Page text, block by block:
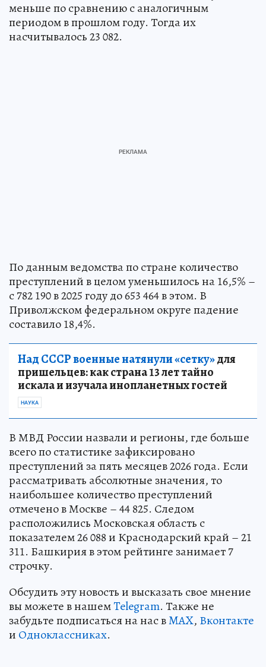
меньше по сравнению с аналогичным
периодом в прошлом году. Тогда их
насчитывалось 23 082.
По данным ведомства по стране количество
преступлений в целом уменьшилось на 16,5% –
с 782 190 в 2025 году до 653 464 в этом. В
Приволжском федеральном округе падение
составило 18,4%.
Над СССР военные натянули «сетку»для
пришельцев: как страна 13 лет тайно
искала и изучала инопланетных гостей
НАУКА
В МВД России назвали и регионы, где больше
всего по статистике зафиксировано
преступлений за пять месяцев 2026 года. Если
рассматривать абсолютные значения, то
наибольшее количество преступлений
отмечено в Москве – 44 825. Следом
расположились Московская область с
показателем 26 088 и Краснодарский край – 21
311. Башкирия в этом рейтинге занимает 7
строчку.
Обсудить эту новость и высказать свое мнение
вы можете в нашемTelegram. Также не
забудьте подписаться на нас вMAX, Вконтакте
и Одноклассниках.